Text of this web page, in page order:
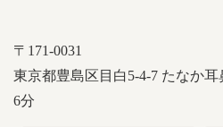
〒171-0031
東京都豊島区目白5-4-7 たなか耳
6分